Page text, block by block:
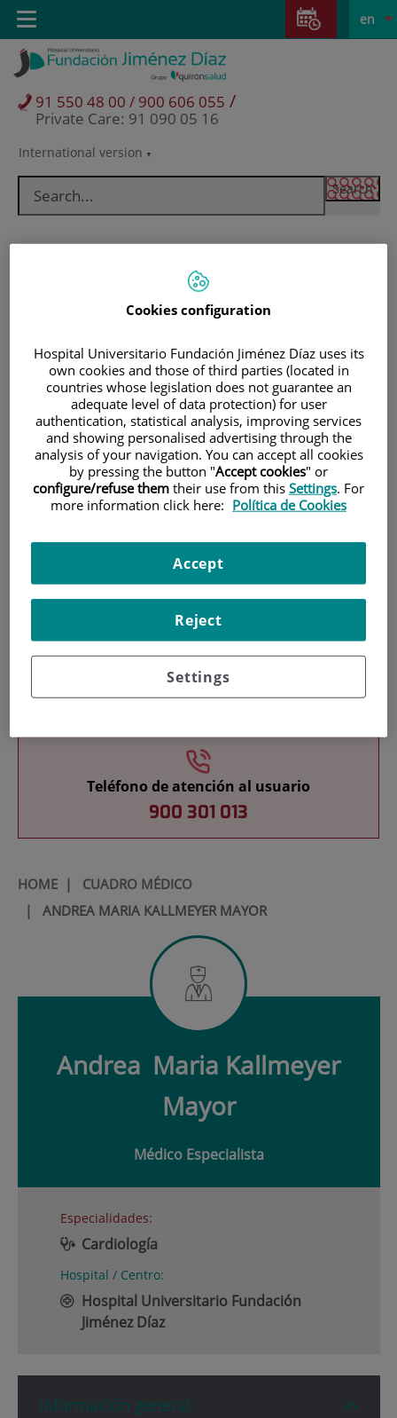
Jump to content
Jump
content
Language
selector
Active
en
International version
91 550 48 00 / 900 606 055 /
Private Care: 91 090 05 16
Toggle
navigation
Patients and visitors
Research
Teaching
Teléfono de atención al usuario
900 301 013
HOME| CUADRO MÉDICO
| ANDREA MARIA KALLMEYER MAYOR
Andrea Maria Kallmeyer
Mayor
Médico Especialista
Especialidades:
Cardiología
Hospital / Centro:
Hospital Universitario Fundación
Jiménez Díaz
Información general
Cookies configuration
Hospital Universitario Fundación Jiménez Díaz uses its
own cookies and those of third parties (located in
countries whose legislation does not guarantee an
adequate level of data protection) for user
authentication, statistical analysis, improving services
and showing personalised advertising through the
analysis of your navigation. You can accept all cookies
by pressing the button "Accept cookies" or
configure/refuse them their use from this Settings. For
more information click here: Política de Cookies
Settings
Reject
Accept